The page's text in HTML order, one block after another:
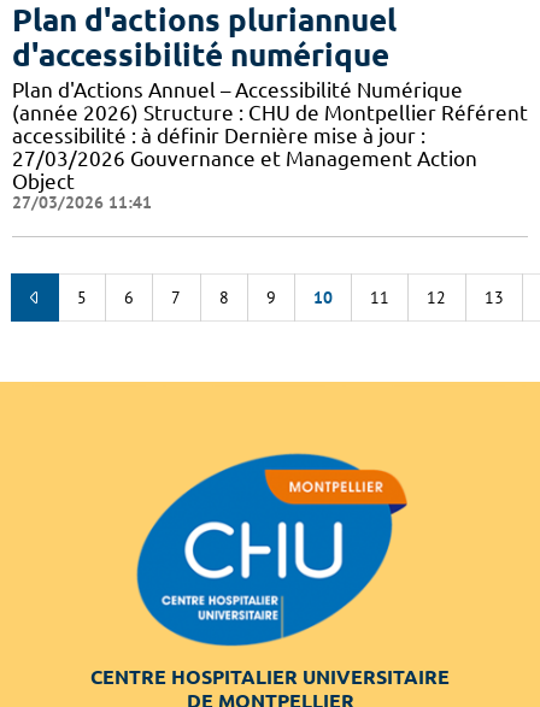
Plan d'actions pluriannuel
d'accessibilité numérique
Plan d'Actions Annuel – Accessibilité Numérique
(année 2026) Structure : CHU de Montpellier Référent
accessibilité : à définir Dernière mise à jour :
27/03/2026 Gouvernance et Management Action
Object
27/03/2026 11:41
5 6 7 8 9 10 11 12 13
CENTRE HOSPITALIER UNIVERSITAIRE
DE MONTPELLIER